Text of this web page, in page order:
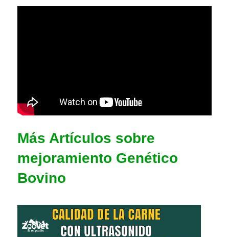
Más Artículos sobre
mejoramiento Genético
Bovino